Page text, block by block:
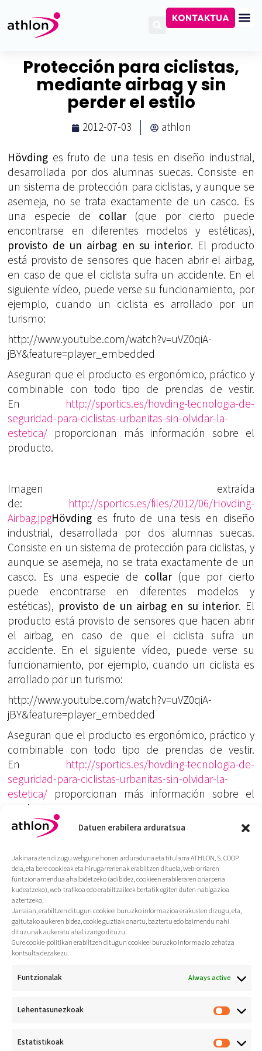
Datuen erabilera arduratsua
Jakinarazten dizugu webgune honen arduraduna eta titularra ATHLON, S. COOP.
dela, eta bere cookieak eta hirugarrenenak erabiltzen dituela, web-orriaren
funtzionamendua ahalbidetzeko (adibidez, cookieen erabileraren onarpena
kudeatzeko), web-trafikoa edo erabiltzaileek bertatik egiten duten nabigazioa
aztertzeko.
Jarraian, erabiltzen ditugun cookieei buruzko informazioa erakusten dizugu, eta,
gaitutako aukeren bidez, cookie guztiak onartu, baztertu edo baimendu nahi
dituzunak aukeratu ahal izango dituzu.
Gure cookie-politikan erabiltzen ditugun cookieei buruzko informazio zehatza
kontsulta dezakezu.
Funtzionalak Always active
Lehentasunezkoak
Estatistikoak
KONTAKTUA
Protección para ciclistas,
mediante airbag y sin
perder el estilo
2012-07-03
athlon
Hövding es fruto de una tesis en diseño industrial,
desarrollada por dos alumnas suecas. Consiste en
un sistema de protección para ciclistas, y aunque se
asemeja, no se trata exactamente de un casco. Es
una especie de collar(que por cierto puede
encontrarse en diferentes modelos y estéticas),
provisto de un airbag en su interior. El producto
está provisto de sensores que hacen abrir el airbag,
en caso de que el ciclista sufra un accidente. En el
siguiente vídeo, puede verse su funcionamiento, por
ejemplo, cuando un ciclista es arrollado por un
turismo:
http://www.youtube.com/watch?v=uVZ0qiA-
jBY&feature=player_embedded
Aseguran que el producto es ergonómico, práctico y
combinable con todo tipo de prendas de vestir.
En http://sportics.es/hovding-tecnologia-de-
seguridad-para-ciclistas-urbanitas-sin-olvidar-la-
estetica/ proporcionan más información sobre el
producto.
Imagen extraída
de: http://sportics.es/files/2012/06/Hovding-
Airbag.jpgHövding es fruto de una tesis en diseño
industrial, desarrollada por dos alumnas suecas.
Consiste en un sistema de protección para ciclistas, y
aunque se asemeja, no se trata exactamente de un
casco. Es una especie de collar(que por cierto
puede encontrarse en diferentes modelos y
estéticas), provisto de un airbag en su interior. El
producto está provisto de sensores que hacen abrir
el airbag, en caso de que el ciclista sufra un
accidente. En el siguiente vídeo, puede verse su
funcionamiento, por ejemplo, cuando un ciclista es
arrollado por un turismo:
http://www.youtube.com/watch?v=uVZ0qiA-
jBY&feature=player_embedded
Aseguran que el producto es ergonómico, práctico y
combinable con todo tipo de prendas de vestir.
En http://sportics.es/hovding-tecnologia-de-
seguridad-para-ciclistas-urbanitas-sin-olvidar-la-
estetica/ proporcionan más información sobre el
producto.
de:http://sportics.es/files/2012/06/Hovding-
Airbag.jpg
osasungarri gisa